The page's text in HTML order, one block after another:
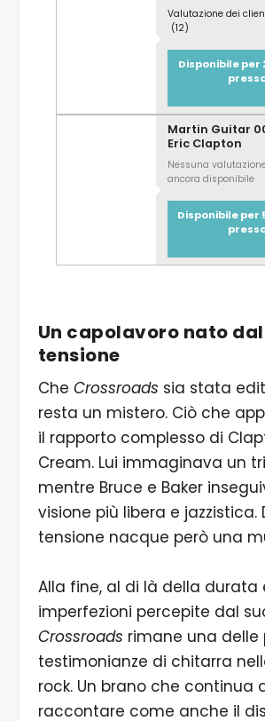
Valutazione dei
(12)
Disponibile per
Martin Guitar
Eric Clapton
Nessuna
ancora disponibile
Disponibile per
Un capolavoro nato
tensione
Che Crossroads sia stata
resta un mistero. Ciò che
il rapporto complesso di
Cream. Lui immaginava un
mentre Bruce e Baker
visione più libera e jazzistica.
tensione nacque però una
Alla fine, al di là della durata
imperfezioni percepite dal
Crossroads rimane una delle
testimonianze di chitarra
rock. Un brano che continua
raccontare come anche il